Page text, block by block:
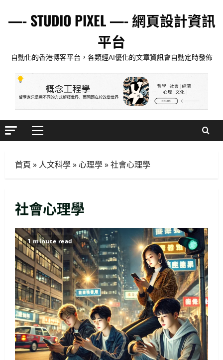
—- STUDIO PIXEL —- 網頁設計資訊
平台
自動化的香港博客平台，各類經AI優化的文章資訊會自動定時發佈
Primary
首頁 » 人文科學»心理學»社會心理學
社會心理學
1 minute read
2
生活與成長
15篇必讀AI對齊經典：深入Eliezer失落
系列
2025 年 4 月 21 日 0
3
人工智慧 生活與成長 資訊科技
軟體實務操作
GenAI詐騙手法揭秘：你是否正中圈
套？
2025 年 4 月 10 日 0